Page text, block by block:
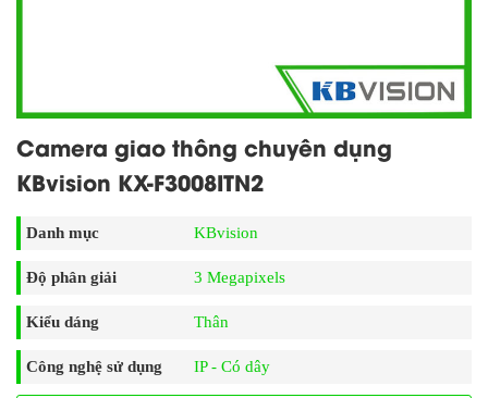
Camera giao thông chuyên dụng
KBvision KX-F3008ITN2
Danh mục KBvision
Độ phân giải 3 Megapixels
Kiểu dáng Thân
Công nghệ sử dụng IP - Có dây